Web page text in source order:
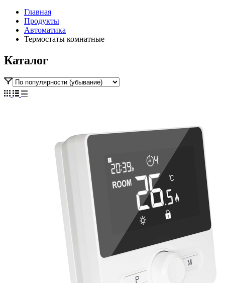
Главная
Продукты
Автоматика
Термостаты комнатные
Каталог